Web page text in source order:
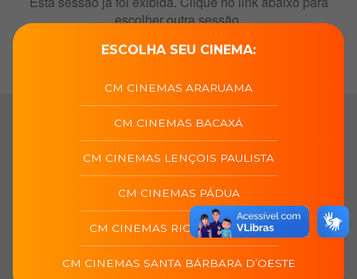
ESCOLHA SEU CINEMA:
CM CINEMAS ARARUAMA
CM CINEMAS BACAXÁ
CM CINEMAS LENÇOIS PAULISTA
CM CINEMAS PÁDUA
CM CINEMAS RIO DAS OSTRAS
CM CINEMAS SANTA BÁRBARA D’OESTE